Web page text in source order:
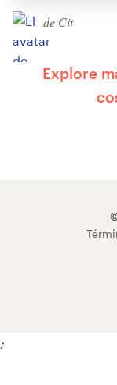
de Cit
Explore
;